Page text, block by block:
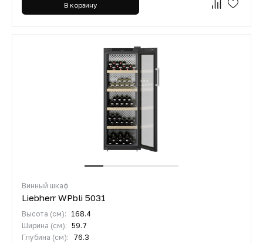
В корзину
Винный шкаф
Liebherr WPbli 5031
Высота (см):
168.4
Ширина (см): 59.7
Глубина (см):
76.3